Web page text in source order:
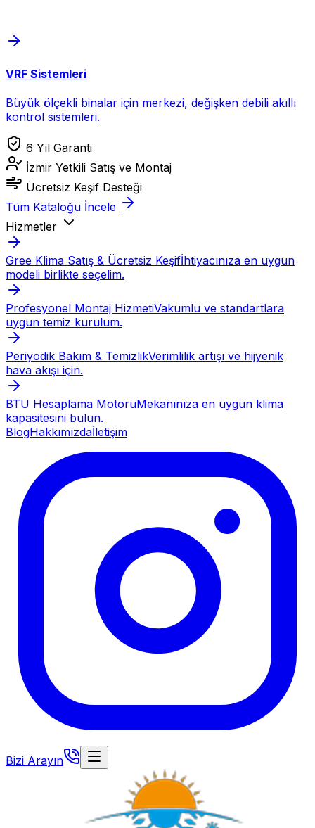
VRF Sistemleri
Büyük ölçekli binalar için merkezi, değişken debili akıllı
kontrol sistemleri.
6 Yıl Garanti
İzmir Yetkili Satış ve Montaj
Ücretsiz Keşif Desteği
Tüm Kataloğu İncele
Hizmetler
Gree Klima Satış & Ücretsiz Keşifİhtiyacınıza en uygun
modeli birlikte seçelim.
Profesyonel Montaj HizmetiVakumlu ve standartlara
uygun temiz kurulum.
Periyodik Bakım & TemizlikVerimlilik artışı ve hijyenik
hava akışı için.
BTU Hesaplama MotoruMekanınıza en uygun klima
kapasitesini bulun.
BlogHakkımızdaİletişim
Bizi Arayın